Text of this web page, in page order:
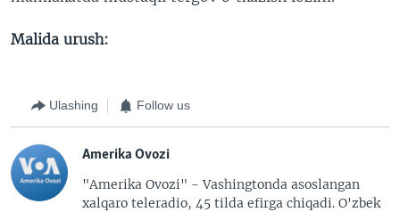
Malida urush:
Ulashing Follow us
Amerika Ovozi
"Amerika Ovozi" - Vashingtonda asoslangan
xalqaro teleradio, 45 tilda efirga chiqadi. O'zbek